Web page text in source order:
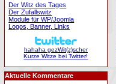
Der Witz des Tages
Der Zufallswitz
Module für WP/Joomla
Logos, Banner, Links
hahaha gezWit(z)scher
Kurze Witze bei Twitter!
Aktuelle Kommentare